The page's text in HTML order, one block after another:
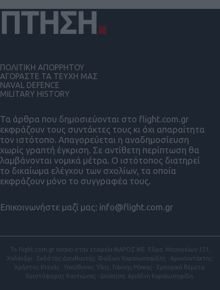
Τα άρθρα που δημοσιεύονται στο flight.com.gr
εκφράζουν τους συντάκτες τους κι όχι απαραίτητα
τον ιστότοπο. Απαγορεύεται η αναδημοσίευση
χωρίς γραπτή έγκριση. Σε αντίθετη περίπτωση θα
λαμβάνονται νομικά μέτρα. Ο ιστότοπος διατηρεί
το δικαίωμα ελέγχου των σχολίων, τα οποία
εκφράζουν μόνο το συγγραφέα τους.
Επικοινωνήστε μαζί μας: info@flight.com.gr
ΠΟΛΙΤΙΚΗ ΑΠΟΡΡΗΤΟΥ
ΑΓΟΡΑΣΤΕ ΤΑ ΤΕΥΧΗ ΜΑΣ
NAVAL DEFENCE
MILITARY HISTORY
Το flight.com.gr ανήκει στην εταιρεία ΙΚΑΡΟΣ ΙΚΕ. Έδρα: Μεσογείων 321,
Χαλάνδρι · Εκδότης-Διευθυντής: Φαίδων Καραϊωσηφίδης · Αρχισυντάκτης:
Χρήστος Κτενάς · Υπεύθυνος Ύλης: Γιάννης Ρέκκας · Εμπορικά θέματα:
Χριστόφορος Χαντιώνας · Διοίκηση: Αριάδνη Καραϊωσηφίδη.